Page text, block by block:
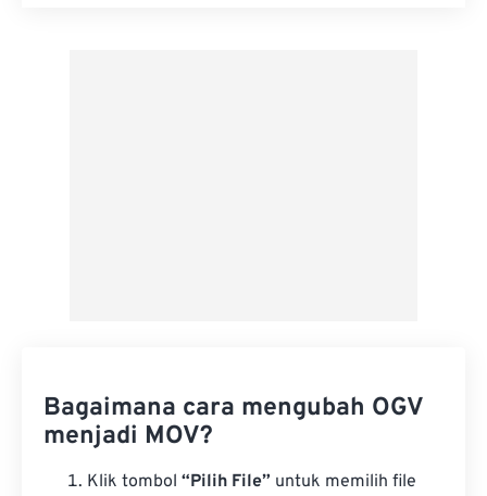
Bagaimana cara mengubah OGV
menjadi MOV?
Klik tombol “Pilih File” untuk memilih file